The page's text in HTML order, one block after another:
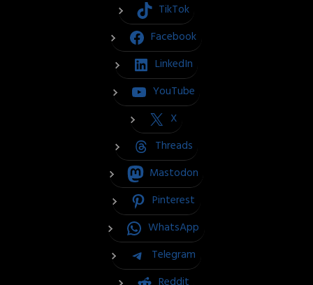
TikTok
Facebook
LinkedIn
YouTube
X
Threads
Mastodon
Pinterest
WhatsApp
Telegram